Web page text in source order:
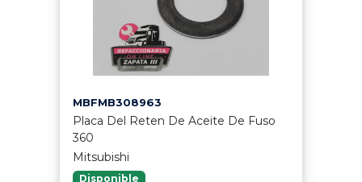
MBFMB308963
Placa Del Reten De Aceite De Fuso
360
Mitsubishi
Disponible